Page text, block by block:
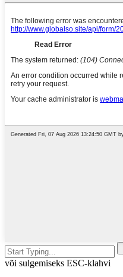
või sulgemiseks ESC-klahvi